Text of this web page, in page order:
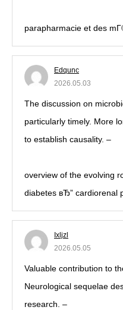
parapharmacie et des
Edqunc
2026.05.03
The discussion on
particularly timely. More
to establish causality. –
overview of the evolving
diabetes вЂ” cardiorenal
Ixljzl
2026.05.05
Valuable contribution to
Neurological sequelae
research. –